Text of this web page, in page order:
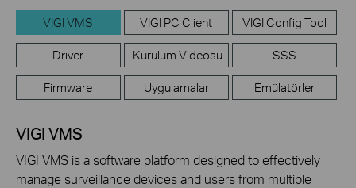
VIGI VMS VIGI PC Client VIGI Config Tool
Driver Kurulum Videosu SSS
Firmware Uygulamalar Emülatörler
VIGI VMS
VIGI VMS is a software platform designed to effectively
manage surveillance devices and users from multiple